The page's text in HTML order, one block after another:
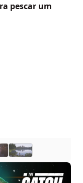
pescar um